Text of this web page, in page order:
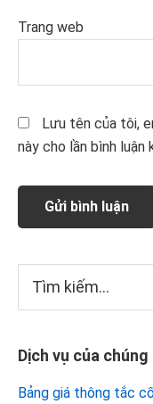
Trang web
Lưu tên của tôi,
này cho lần bình luận
Sidebar
chính
kiếm...
Dịch vụ của
Bảng giá thông tắc